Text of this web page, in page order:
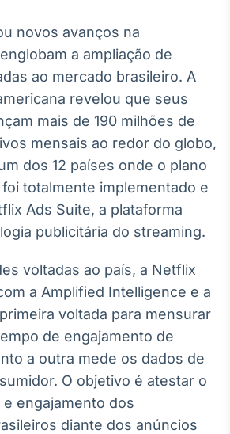
Broadcast
Energia
O setor de
energia elétrica
Broadcast
White Label
Plataforma para
conteúdos
personalizados
Broadcast
OTC
Plataforma para
negociação de
ativos
Broadcast
Datafeed
novos avanços na
a ampliação de
ao mercado brasileiro. A
revelou que seus
mais de 190 milhões de
mensais ao redor do globo,
dos 12 países onde o plano
totalmente implementado e
Ads Suite, a plataforma
publicitária do streaming.
voltadas ao país, a Netflix
a Amplified Intelligence e a
voltada para mensurar
de engajamento de
a outra mede os dados de
O objetivo é atestar o
engajamento dos
diante dos anúncios